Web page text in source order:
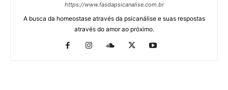
https://www.fasdapsicanalise.com.br
A busca da homeostase através da psicanálise e suas respostas
através do amor ao próximo.